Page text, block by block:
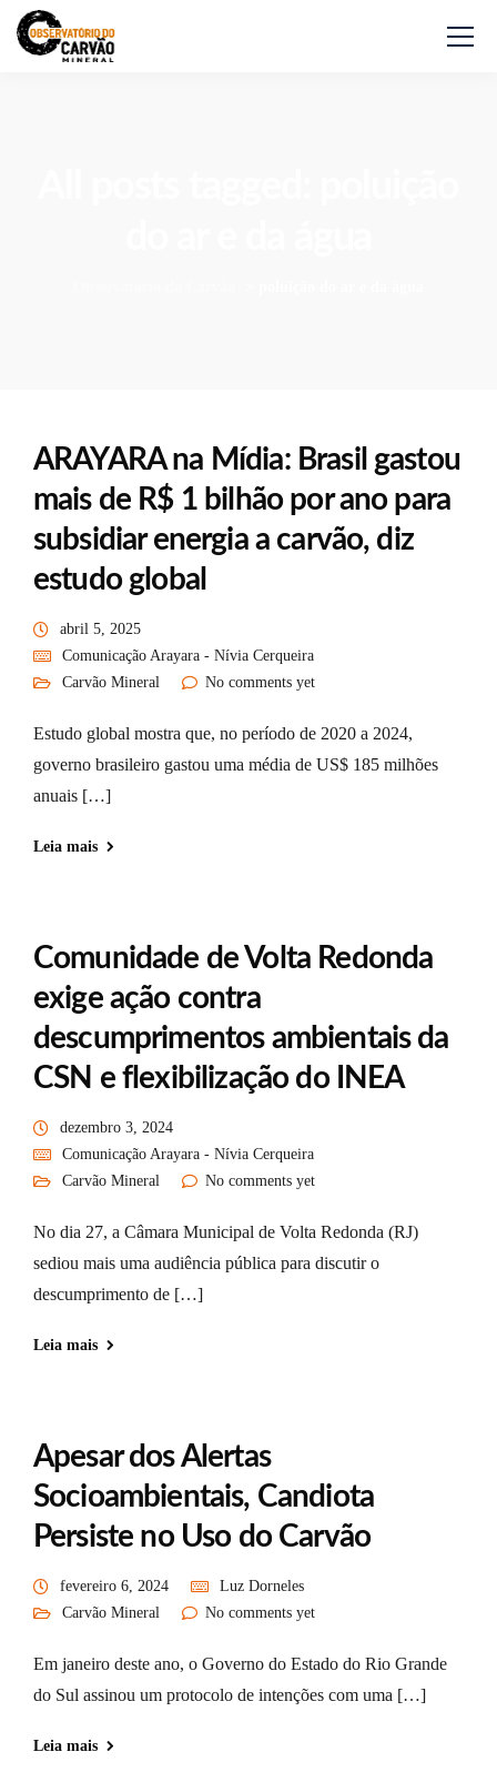
ARAYARA na Mídia: Brasil gastou
mais de R$ 1 bilhão por ano para
subsidiar energia a carvão, diz
estudo global
abril 5, 2025
Comunicação Arayara - Nívia Cerqueira
Carvão Mineral
No comments yet
Estudo global mostra que, no período de 2020 a 2024,
governo brasileiro gastou uma média de US$ 185 milhões
anuais […]
Leia mais
Comunidade de Volta Redonda
exige ação contra
descumprimentos ambientais da
CSN e flexibilização do INEA
dezembro 3, 2024
Comunicação Arayara - Nívia Cerqueira
Carvão Mineral
No comments yet
No dia 27, a Câmara Municipal de Volta Redonda (RJ)
sediou mais uma audiência pública para discutir o
descumprimento de […]
Leia mais
Apesar dos Alertas
Socioambientais, Candiota
Persiste no Uso do Carvão
fevereiro 6, 2024
Luz Dorneles
Carvão Mineral
No comments yet
Em janeiro deste ano, o Governo do Estado do Rio Grande
do Sul assinou um protocolo de intenções com uma […]
Leia mais